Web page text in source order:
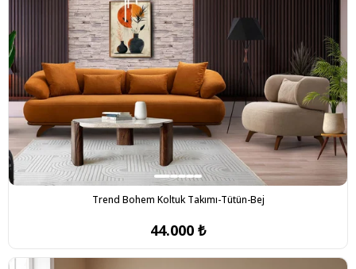
Trend Bohem Koltuk Takımı-Tütün-Bej
44.000 ₺